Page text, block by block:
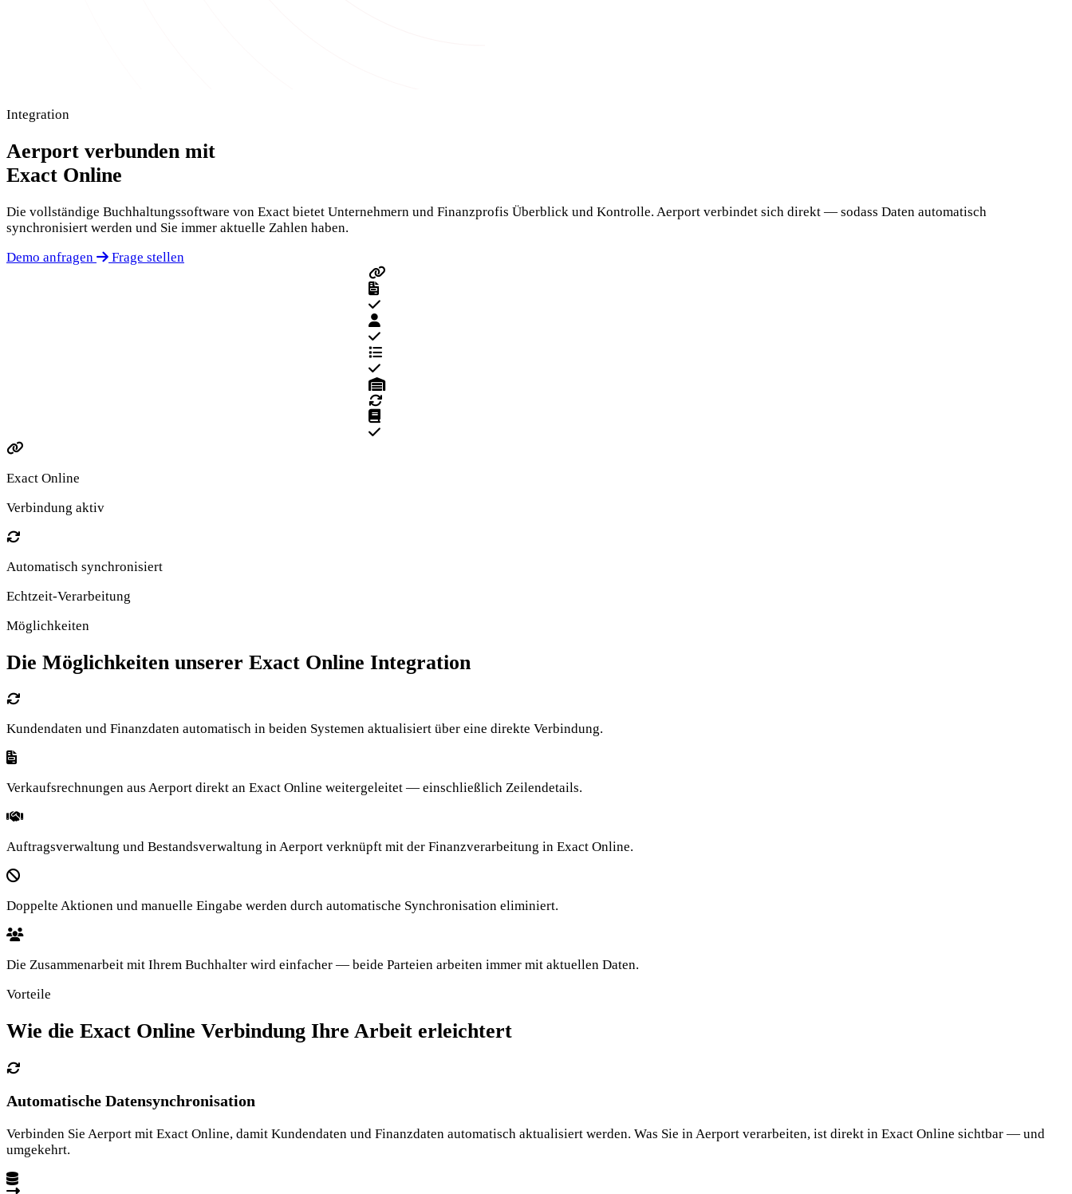
Integration
Aerport verbunden mit
Exact Online
Die vollständige Buchhaltungssoftware von Exact bietet Unternehmern und Finanzprofis Überblick und Kontrolle. Aerport verbindet sich direkt — sodass Daten automatisch
synchronisiert werden und Sie immer aktuelle Zahlen haben.
Demo anfragen
Frage stellen
Exact Online
Verbindung aktiv
Automatisch synchronisiert
Echtzeit-Verarbeitung
Möglichkeiten
Die Möglichkeiten unserer Exact Online Integration
Kundendaten und Finanzdaten automatisch in beiden Systemen aktualisiert über eine direkte Verbindung.
Verkaufsrechnungen aus Aerport direkt an Exact Online weitergeleitet — einschließlich Zeilendetails.
Auftragsverwaltung und Bestandsverwaltung in Aerport verknüpft mit der Finanzverarbeitung in Exact Online.
Doppelte Aktionen und manuelle Eingabe werden durch automatische Synchronisation eliminiert.
Die Zusammenarbeit mit Ihrem Buchhalter wird einfacher — beide Parteien arbeiten immer mit aktuellen Daten.
Vorteile
Wie die Exact Online Verbindung Ihre Arbeit erleichtert
Automatische Datensynchronisation
Verbinden Sie Aerport mit Exact Online, damit Kundendaten und Finanzdaten automatisch aktualisiert werden. Was Sie in Aerport verarbeiten, ist direkt in Exact Online sichtbar — und
umgekehrt.